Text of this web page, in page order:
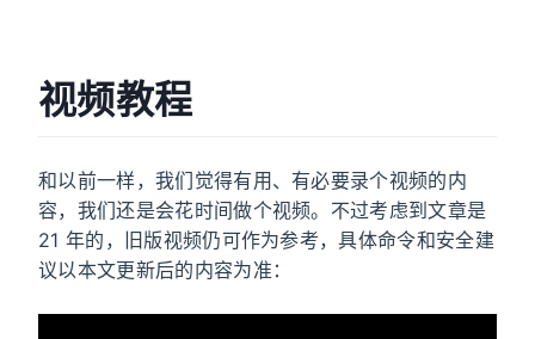
视频教程
和以前一样，我们觉得有用、有必要录个视频的内
容，我们还是会花时间做个视频。不过考虑到文章是
21 年的，旧版视频仍可作为参考，具体命令和安全建
议以本文更新后的内容为准：